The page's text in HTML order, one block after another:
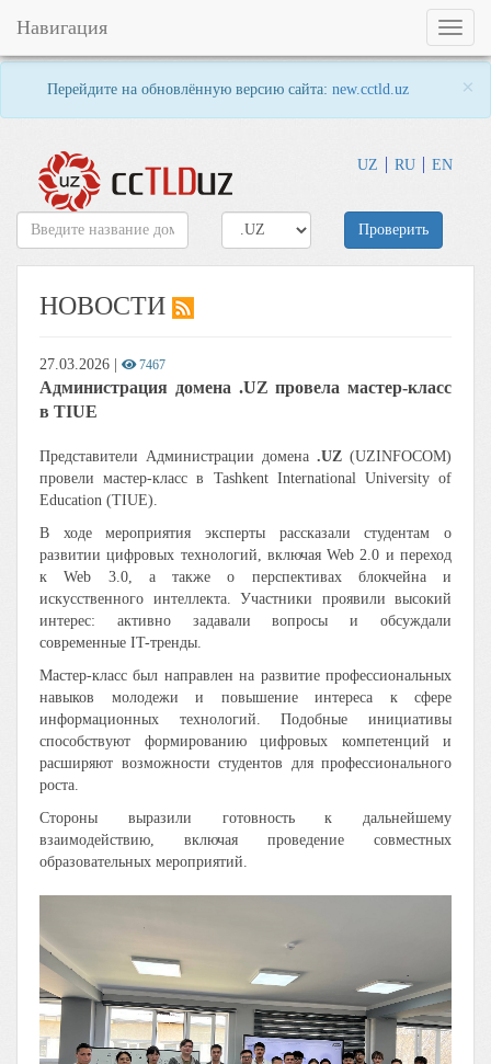
Перейдите на обновлённую версию сайта: new.cctld.uz ×
UZ RU EN
Toggle
Навигация
Проверить
НОВОСТИ
27.03.2026 7467
Администрация домена .UZ провела мастер-класс
в TIUE
Представители Администрации домена .UZ (UZINFOCOM)
провели мастер-класс в Tashkent International University of
Education (TIUE).
В ходе мероприятия эксперты рассказали студентам о
развитии цифровых технологий, включая Web 2.0 и переход
к Web 3.0, а также о перспективах блокчейна и
искусственного интеллекта. Участники проявили высокий
интерес: активно задавали вопросы и обсуждали
современные IT-тренды.
Мастер-класс был направлен на развитие профессиональных
навыков молодежи и повышение интереса к сфере
информационных технологий. Подобные инициативы
способствуют формированию цифровых компетенций и
расширяют возможности студентов для профессионального
роста.
Стороны выразили готовность к дальнейшему
взаимодействию, включая проведение совместных
образовательных мероприятий.